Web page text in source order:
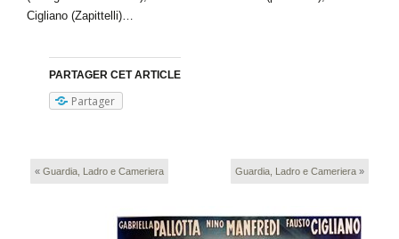
Cigliano (Zapittelli)…
PARTAGER CET ARTICLE
Partager
« Guardia, Ladro e Cameriera Guardia, Ladro e Cameriera »